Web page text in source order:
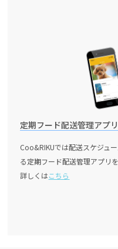
定期フード配送管理アプ
Coo&RIKUでは配送スケジュ
る定期フード配送管理アプリ
詳しくはこちら